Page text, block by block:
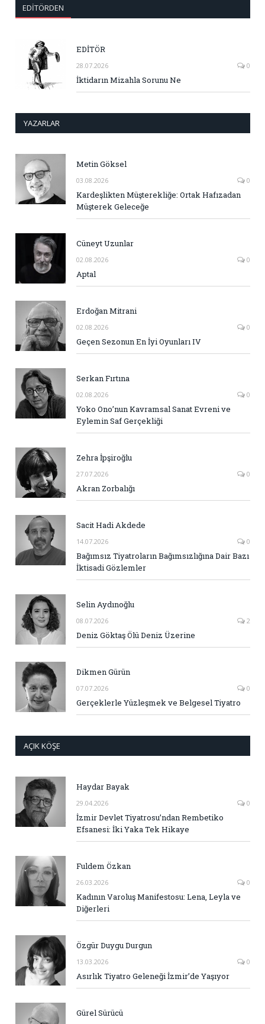
EDITÖRDEN
EDİTÖR
28.07.2026 0
İktidarın Mizahla Sorunu Ne
YAZARLAR
Metin Göksel
03.08.2026 0
Kardeşlikten Müşterekliğe: Ortak Hafızadan
Müşterek Geleceğe
Cüneyt Uzunlar
02.08.2026 0
Aptal
Erdoğan Mitrani
02.08.2026 0
Geçen Sezonun En İyi Oyunları IV
Serkan Fırtına
02.08.2026 0
Yoko Ono’nun Kavramsal Sanat Evreni ve
Eylemin Saf Gerçekliği
Zehra İpşiroğlu
27.07.2026 0
Akran Zorbalığı
Sacit Hadi Akdede
14.07.2026 0
Bağımsız Tiyatroların Bağımsızlığına Dair Bazı
İktisadi Gözlemler
Selin Aydınoğlu
08.07.2026 2
Deniz Göktaş Ölü Deniz Üzerine
Dikmen Gürün
07.07.2026 0
Gerçeklerle Yüzleşmek ve Belgesel Tiyatro
AÇIK KÖŞE
Haydar Bayak
29.04.2026 0
İzmir Devlet Tiyatrosu’ndan Rembetiko
Efsanesi: İki Yaka Tek Hikaye
Fuldem Özkan
26.03.2026 0
Kadının Varoluş Manifestosu: Lena, Leyla ve
Diğerleri
Özgür Duygu Durgun
13.03.2026 0
Asırlık Tiyatro Geleneği İzmir’de Yaşıyor
Gürel Sürücü